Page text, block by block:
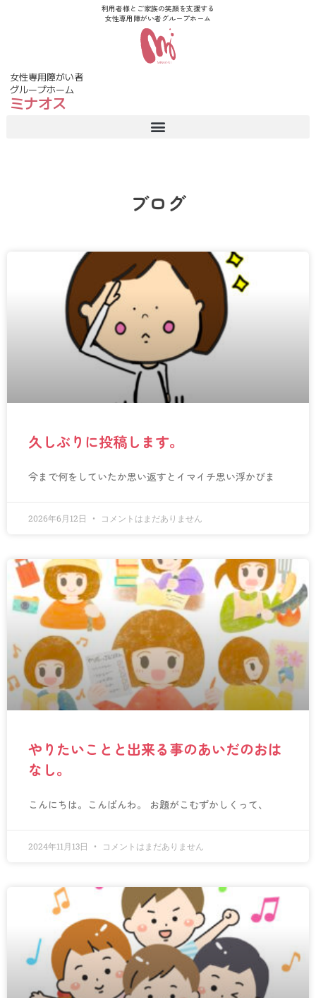
利用者様とご家族の笑顔を支援する
女性専用障がい者グループホーム
女性専用障がい者
グループホーム
ミナオス
ブログ
久しぶりに投稿します。
今まで何をしていたか思い返すとイマイチ思い浮かびま
2026年6月12日 コメントはまだありません
やりたいことと出来る事のあいだのおは
なし。
こんにちは。こんばんわ。 お題がこむずかしくって、
2024年11月13日 コメントはまだありません